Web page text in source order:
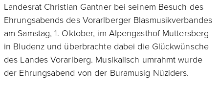
Landesrat Christian Gantner bei seinem Besuch des
Ehrungsabends des Vorarlberger Blasmusikverbandes
am Samstag, 1. Oktober, im Alpengasthof Muttersberg
in Bludenz und überbrachte dabei die Glückwünsche
des Landes Vorarlberg. Musikalisch umrahmt wurde
der Ehrungsabend von der Buramusig Nüziders.